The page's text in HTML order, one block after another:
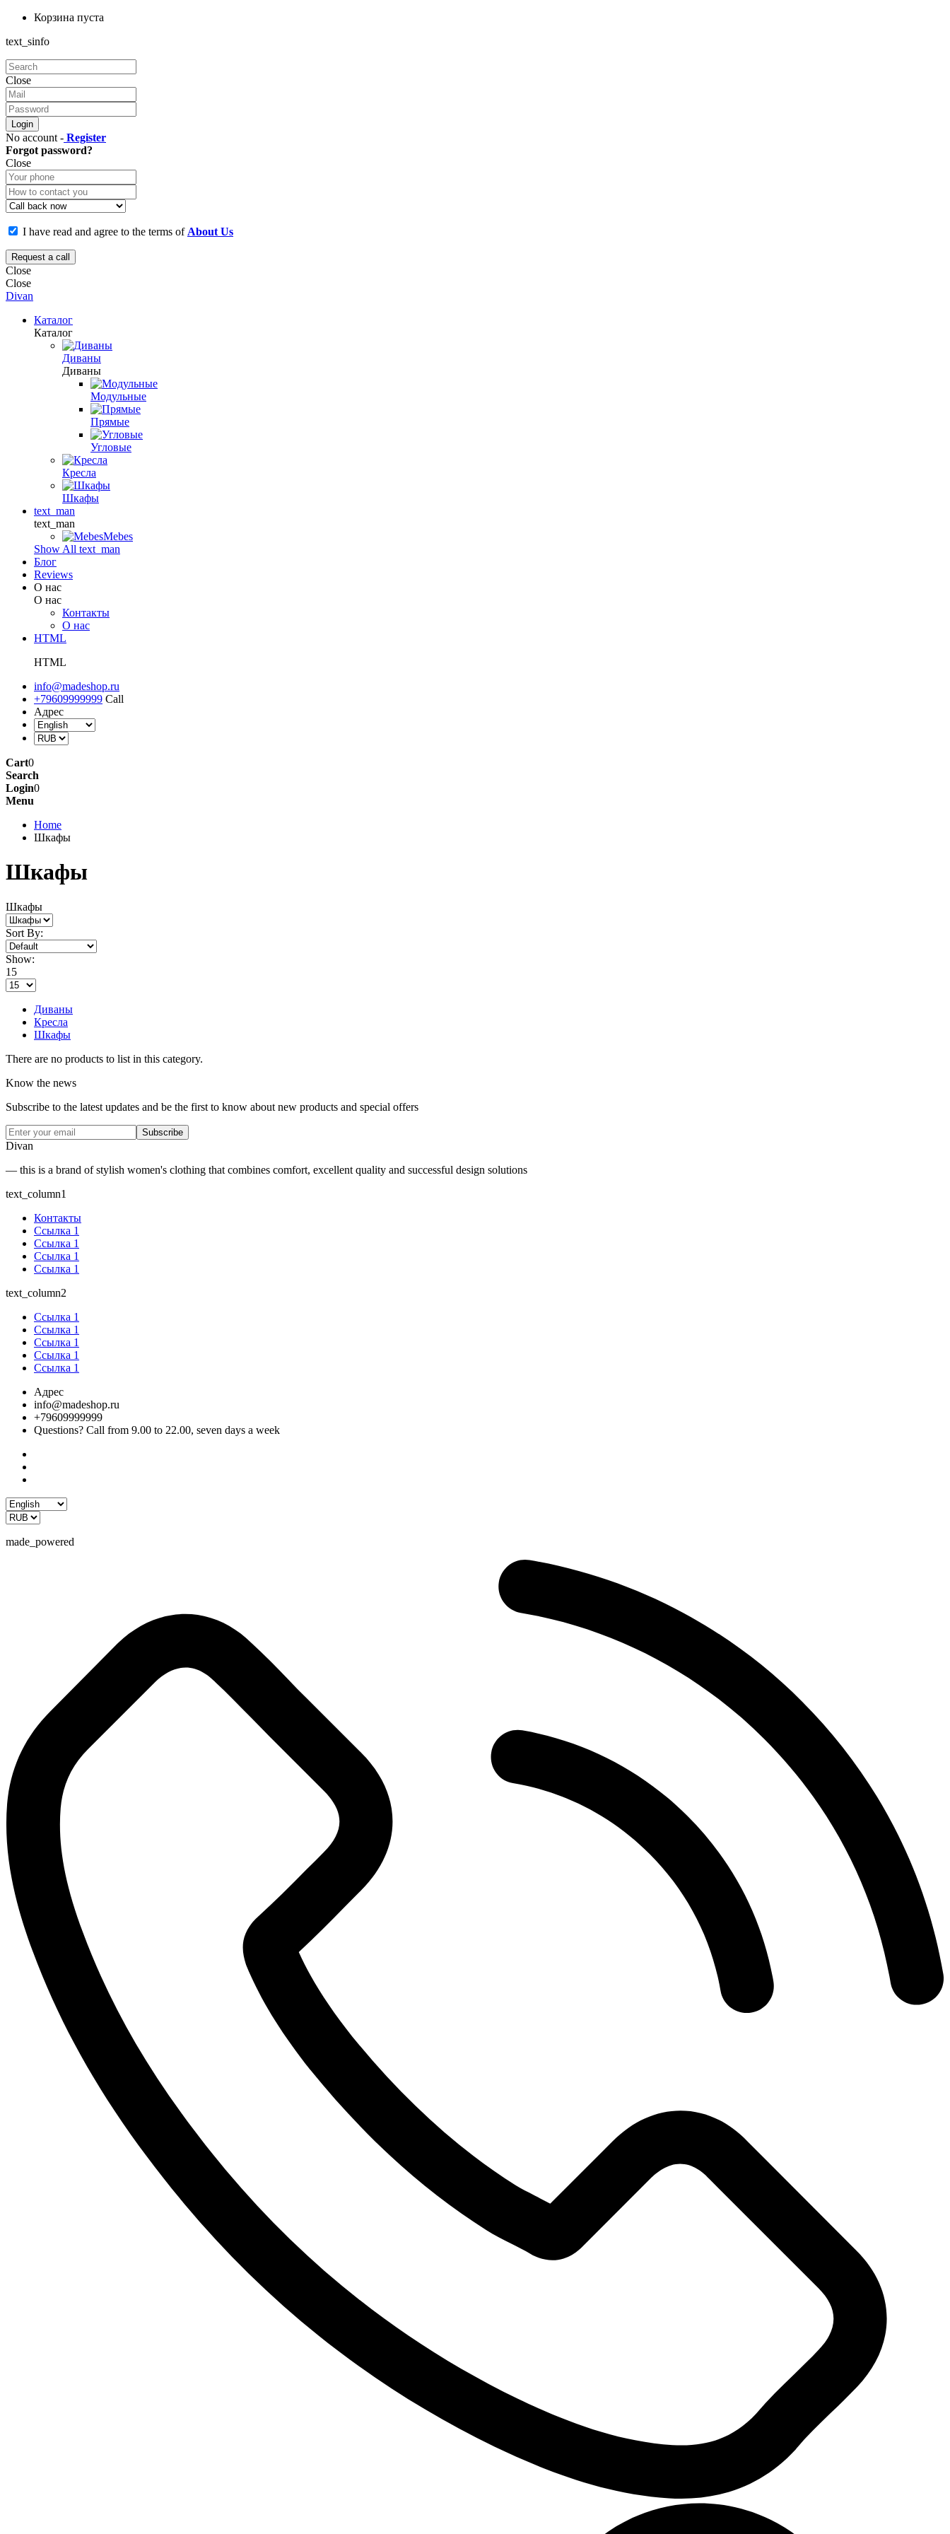
Корзина пуста
text_sinfo
Close
Login
No account - Register
Forgot password?
Close
I have read and agree to the terms of About Us
Request a call
Close
Close
Divan
Каталог
Каталог
Диваны
Диваны
Модульные
Прямые
Угловые
Кресла
Шкафы
text_man
text_man
Mebes
Show All text_man
Блог
Reviews
О нас
О нас
Контакты
О нас
HTML
HTML
info@madeshop.ru
+79609999999 Call
Адрес
Cart0
Search
Login0
Menu
Home
Шкафы
Шкафы
Шкафы
Sort By:
Show:
15
Диваны
Кресла
Шкафы
There are no products to list in this category.
Know the news
Subscribe to the latest updates and be the first to know about new products and special offers
Subscribe
Divan
— this is a brand of stylish women's clothing that combines comfort, excellent quality and successful design solutions
text_column1
Контакты
Ссылка 1
Ссылка 1
Ссылка 1
Ссылка 1
text_column2
Ссылка 1
Ссылка 1
Ссылка 1
Ссылка 1
Ссылка 1
Адрес
info@madeshop.ru
+79609999999
Questions? Call from 9.00 to 22.00, seven days a week
made_powered